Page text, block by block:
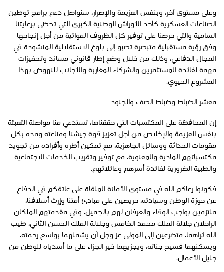
وعلى مستوى آخر، وبنفس العزيمة والإصرار، سنواصل دعم برامج توطين
الصناعات العسكرية كأحد الأوراش الوطنية الكبرى التي تحظى برعايتنا
السامية والتي حرصنا على توفير كل الظروف المواتية من أجل إنجاحها
وفق رؤية مستقبلية متبصرة تصبو إلى بلوغ الاستقلالية المنشودة في
المجال الدفاعي، وذلك من خلال وضع إطار قانوني مساند وتحفيزات
مهمة لفائدة المستثمرين والشركاء المغاربة والأجانب للنهوض بهذا
المشروع الحيوي.
معشر الضباط وضباط الصف والجنود
إن المحافظة على المكتسبات التي حققناها، تستدعي منا مواصلة التعبئة
بنفس العزيمة والإخلاص من أجل تعزيز قوة جيشنا ومناعته ومده بكل
مقومات الحداثة ووسائل الجاهزية، مع تمكين أطره وأفراده من تجويد
مكتسباتهم المادية والمعنوية، مع توفير وتقريب الخدمات الاجتماعية
والطبية الضرورية لفائدة أسرهم وعائلاتهم.
فكونوا رعاكم الله في مستوى الأمانة الملقاة على عاتقكم في الدفاع
عن حوزة الوطن وسيادته، حريصين على مبادئ أمتنا وإرث أسلافنا،
ملتزمين بواجب الوفاء والعرفان لهم بالجميل، وفي مقدمتهم الملكان
الراحلان جلالة الملك محمد الخامس وجلالة الملك الحسن الثاني، طيب
الله ثراهما، متضرعين إلى المولى عز وجل أن يشملهما بواسع رحمته،
ويسكنهما فسيح جناته، ويجزيهما خير الجزاء على ما أسدياه للوطن من
جليل الأعمال.